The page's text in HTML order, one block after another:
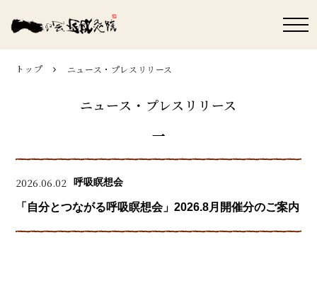
トップ ニュース・プレスリリース
ニュース・プレスリリース
「自分とつながる呼吸瞑想会」2026.8月開催分のご案内
呼吸瞑想会
2026.06.02